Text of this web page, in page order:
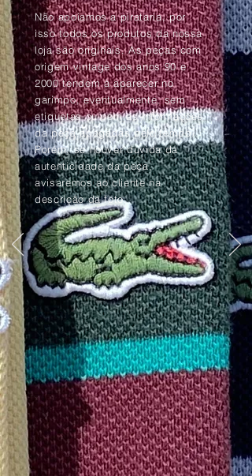
Não apoiamos a pirataria, por
isso todos os produtos da nossa
loja são originais. As peças com
origem vintage dos anos 90 e
2000 tendem à aparecer no
garimpo, eventualmente, sem
etiquetas ou com as informações
da peça apagadas pelo tempo.
Porém, se houver dúvida da
autenticidade da peça,
avisaremos ao cliente na
descrição da foto.